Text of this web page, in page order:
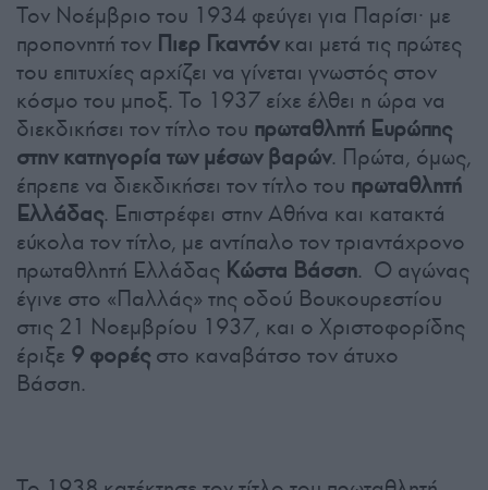
Τον Νοέμβριο του 1934 φεύγει για Παρίσι· με
προπονητή τον Πιερ Γκαντόνκαι μετά τις πρώτες
του επιτυχίες αρχίζει να γίνεται γνωστός στον
κόσμο του μποξ. Το 1937 είχε έλθει η ώρα να
διεκδικήσει τον τίτλο του πρωταθλητή Ευρώπης
στην κατηγορία των μέσων βαρών. Πρώτα, όμως,
έπρεπε να διεκδικήσει τον τίτλο του πρωταθλητή
Ελλάδας. Επιστρέφει στην Αθήνα και κατακτά
εύκολα τον τίτλο, με αντίπαλο τον τριαντάχρονο
πρωταθλητή Ελλάδας Κώστα Βάσση. Ο αγώνας
έγινε στο «Παλλάς» της οδού Βουκουρεστίου
στις 21 Νοεμβρίου 1937, και ο Χριστοφορίδης
έριξε 9 φορέςστο καναβάτσο τον άτυχο
Βάσση.